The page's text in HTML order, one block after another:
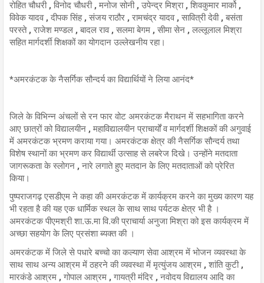
रोहित चौधरी , विनोद चौधरी , मनोज सोनी , उपेन्द्र मिश्रा , शिवकुमार मार्को ,
विवेक यादव , दीपक सिंह , संजय राठौर , रामचंद्र यादव , सावित्री देवी , बसंता
परस्ते , राजेश मण्डल , बादल राव , सलमा बेगम , सीमा सेन , लल्लूलाल मिश्रा
सहित मार्गदर्शी शिक्षकों का योगदान उल्लेखनीय रहा।
*अमरकंटक के नैसर्गिक सौन्दर्य का विद्यार्थियों ने लिया आनंद*
जिले के विभिन्न अंचलों से रन फार वोट अमरकंटक मैराथन में सहभागिता करने
आए छात्रों को विद्यालयीन , महाविद्यालयीन प्राचार्यों व मार्गदर्शी शिक्षकों की अगुवाई
में अमरकंटक भ्रमण कराया गया। अमरकंटक क्षेत्र की नैसर्गिक सौन्दर्य तथा
विशेष स्थानों का भ्रमण कर विद्यार्थी उत्साह से लबरेज दिखे। उन्होंने मतदाता
जागरूकता के स्लोगन , नारे लगाते हुए मतदान के लिए मतदाताओं को प्रेरित
किया।
पुष्पराजगढ़ एसडीएम ने कहा की अमरकंटक में कार्यक्रम करने का मुख्य कारण यह
भी रहता है की यह एक धार्मिक स्थल के साथ साथ पर्यटक क्षेत्र भी है ।
अमरकंटक पीएमश्री शा.ऊ.मा वि.की प्राचार्या अनुजा मिश्रा को इस कार्यक्रम में
अच्छा सहयोग के लिए प्रसंशा ब्यक्त की ।
अमरकंटक में जिले से पधारे बच्चो का कल्याण सेवा आश्रम में भोजन व्यवस्था के
साथ साथ अन्य आश्रम में ठहरने की व्यवस्था में मृत्युंजय आश्रम , शांति कुटी ,
मारकंडे आश्रम , गोपाल आश्रम , गायत्री मंदिर , नवोदय विद्यालय आदि का